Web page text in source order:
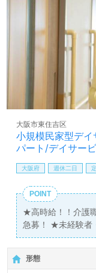
小規模民家型デ
パート/デイサー
大阪市東住吉区
大阪府 週休二日
POINT
★高時給！！介護
急募！ ★未経験
整はお任せくださ
ます！
形態